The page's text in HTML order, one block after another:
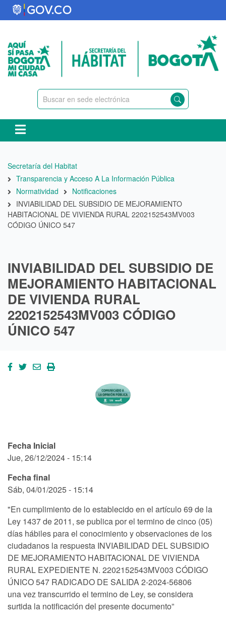
Pasar
al
principal
Ruta
de
navegación
Secretaría del Habitat
Transparencia y Acceso A La Información Pública
Normatividad
Notificaciones
INVIABILIDAD DEL SUBSIDIO DE MEJORAMIENTO
HABITACIONAL DE VIVIENDA RURAL 2202152543MV003
CÓDIGO ÚNICO 547
INVIABILIDAD DEL SUBSIDIO DE
MEJORAMIENTO HABITACIONAL
DE VIVIENDA RURAL
2202152543MV003 CÓDIGO
ÚNICO 547
Fecha Inicial
Jue, 26/12/2024 - 15:14
Fecha final
Sáb, 04/01/2025 - 15:14
"En cumplimiento de lo establecido en el artículo 69 de la
Ley 1437 de 2011, se publica por el termino de cinco (05)
días hábiles para el conocimiento y observaciones de los
ciudadanos la respuesta INVIABILIDAD DEL SUBSIDIO
DE MEJORAMIENTO HABITACIONAL DE VIVIENDA
RURAL EXPEDIENTE N. 2202152543MV003 CÓDIGO
ÚNICO 547 RADICADO DE SALIDA 2-2024-56806
una vez transcurrido el termino de Ley, se considera
surtida la notificación del presente documento”